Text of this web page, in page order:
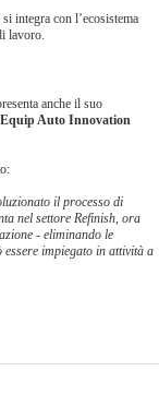
si integra con l’ecosistema
lavoro.
anche il suo
Auto Innovation
il processo di
nel settore Refinish, ora
- eliminando le
impiegato in attività a